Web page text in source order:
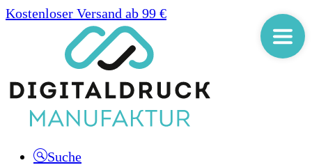
Kostenloser Versand ab 99 €
Suche